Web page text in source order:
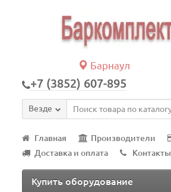
Барнаул
+7 (3852) 607-895
Везде
Главная Производители
Доставка и оплата
Контакты
Купить оборудование